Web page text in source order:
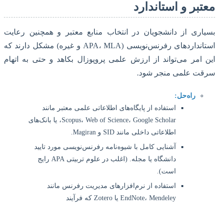
و استاندارد
از دانشجویان در انتخاب منابع معتبر و همچنین رعایت
استانداردهای رفرنس‌نویسی (APA، MLA و غیره) مشکل دارند که
امر می‌تواند از ارزش علمی پروپوزال بکاهد و حتی به اتهام
علمی منجر شود.
راه‌حل:
استفاده از پایگاه‌های اطلاعاتی علمی معتبر مانند
Scopus، Web of Science، Google Scholar، یا بانک‌های
اطلاعاتی داخلی مانند SID و Magiran.
آشنایی کامل با شیوه‌نامه رفرنس‌نویسی مورد تایید
دانشگاه یا مجله. (اغلب در علوم تربیتی APA رایج
است).
استفاده از نرم‌افزارهای مدیریت رفرنس مانند
EndNote، Mendeley یا Zotero که فرآیند